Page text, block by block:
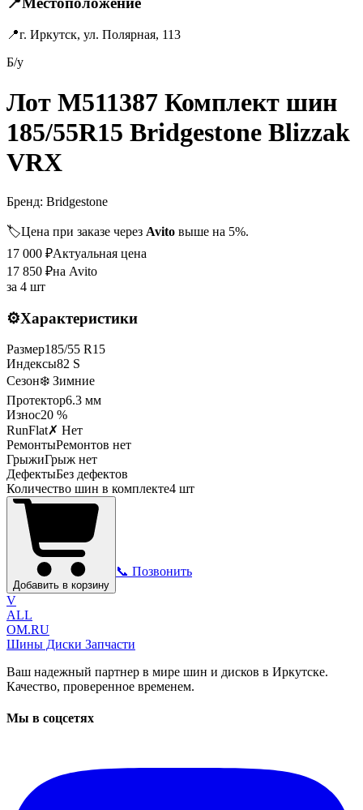
📍г. Иркутск, ул. Полярная, 113
Б/у
Лот M511387 Комплект шин
185/55R15 Bridgestone Blizzak
VRX
Бренд: Bridgestone
🏷️Цена при заказе через Avito выше на 5%.
17 000 ₽Актуальная цена
17 850 ₽на Avito
за 4 шт
⚙️Характеристики
Размер185/55 R15
Индексы82 S
Сезон❄️ Зимние
Протектор6.3 мм
Износ20 %
RunFlat✗ Нет
РемонтыРемонтов нет
ГрыжиГрыж нет
ДефектыБез дефектов
Количество шин в комплекте4 шт
Добавить в корзину
📞 Позвонить
V
ALL
OM.RU
Шины Диски Запчасти
Ваш надежный партнер в мире шин и дисков в Иркутске.
Качество, проверенное временем.
Мы в соцсетях